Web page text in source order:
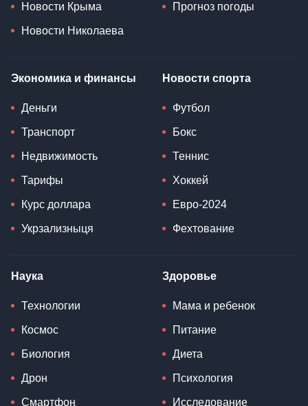
Новости Крыма
Новости Николаева
Прогноз погоды
Экономика и финансы
Деньги
Транспорт
Недвижимость
Тарифы
Курс доллара
Укрзализныця
Новости спорта
Футбол
Бокс
Теннис
Хоккей
Евро-2024
Фехтование
Наука
Технологии
Космос
Биология
Дрон
Смартфон
Здоровье
Мама и ребенок
Питание
Диета
Психология
Исследование